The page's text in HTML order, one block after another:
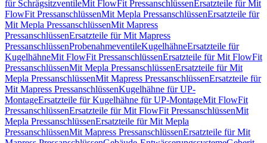
für SchrägsitzventileMit FlowFit PressanschlüssenErsatzteile für Mit
FlowFit PressanschlüssenMit Mepla PressanschlüssenErsatzteile für
Mit Mepla PressanschlüssenMit Mapress
PressanschlüssenErsatzteile für Mit Mapress
PressanschlüssenProbenahmeventileKugelhähneErsatzteile für
KugelhähneMit FlowFit PressanschlüssenErsatzteile für Mit FlowFit
PressanschlüssenMit Mepla PressanschlüssenErsatzteile für Mit
Mepla PressanschlüssenMit Mapress PressanschlüssenErsatzteile für
Mit Mapress PressanschlüssenKugelhähne für UP-
MontageErsatzteile für Kugelhähne für UP-MontageMit FlowFit
PressanschlüssenErsatzteile für Mit FlowFit PressanschlüssenMit
Mepla PressanschlüssenErsatzteile für Mit Mepla
PressanschlüssenMit Mapress PressanschlüssenErsatzteile für Mit